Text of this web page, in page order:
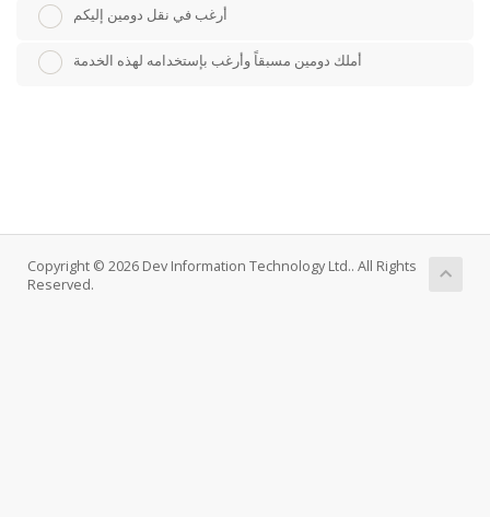
أرغب في نقل دومين إليكم
أملك دومين مسبقاً وأرغب بإستخدامه لهذه الخدمة
Copyright © 2026 Dev Information Technology Ltd.. All Rights
Reserved.